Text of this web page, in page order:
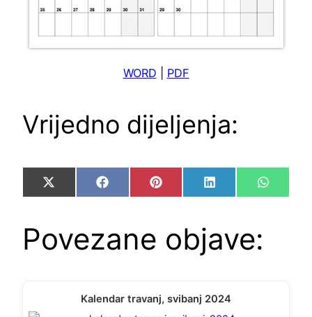
WORD PDF
Vrijedno dijeljenja:
Share
on
X
(Twitter)
Share
on
FacebookShare
on
Pinterest Share
on
LinkedIn Share
on
Povezane objave:
Kalendar travanj, svibanj 2024